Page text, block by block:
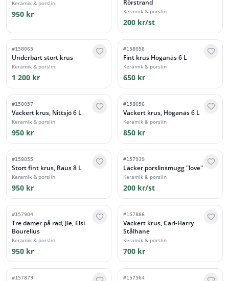
Keramik & porslin
950 kr
Rörstrand
Keramik & porslin
200 kr/st
#158065
Underbart stort krus
Keramik & porslin
1 200 kr
#158058
Fint krus Höganäs 6 L
Keramik & porslin
650 kr
#158057
Vackert krus, Nittsjö 6 L
Keramik & porslin
950 kr
#158056
Vackert krus, Höganäs 6 L
Keramik & porslin
850 kr
#158055
Stort fint krus, Raus 8 L
Keramik & porslin
950 kr
#157939
Läcker porslinsmugg "love"
Keramik & porslin
200 kr/st
#157904
Tre damer på rad, Jie, Elsi
Bourelius
Keramik & porslin
950 kr
#157886
Vackert krus, Carl-Harry
Stålhane
Keramik & porslin
700 kr
#157879 #157564